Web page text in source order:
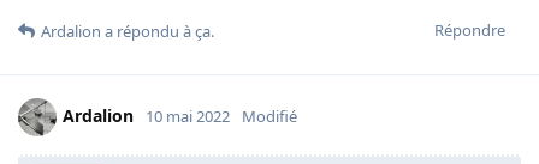
Répondre
Ardalion a répondu à ça.
Ardalion 10 mai 2022 Modifié